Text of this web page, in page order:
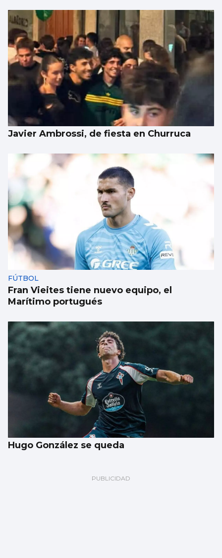
REMO
Borja con en el cuatro sin
Javier Ambrossi, de fiesta en Churruca
FÚTBOL
Fran Vieites tiene nuevo equipo, el
Marítimo portugués
Hugo González se queda